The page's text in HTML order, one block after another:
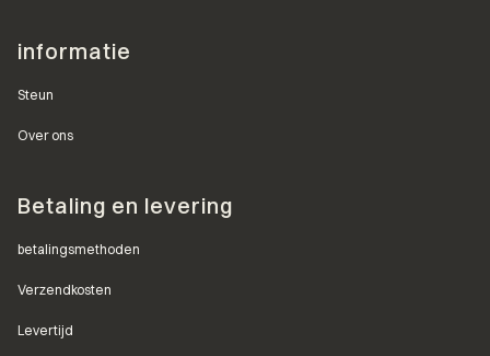
informatie
Steun
Over ons
Betaling en levering
betalingsmethoden
Verzendkosten
Levertijd